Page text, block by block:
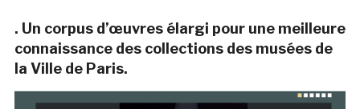
. Un corpus d’œuvres élargi pour une meilleure
connaissance des collections des musées de
la Ville de Paris.